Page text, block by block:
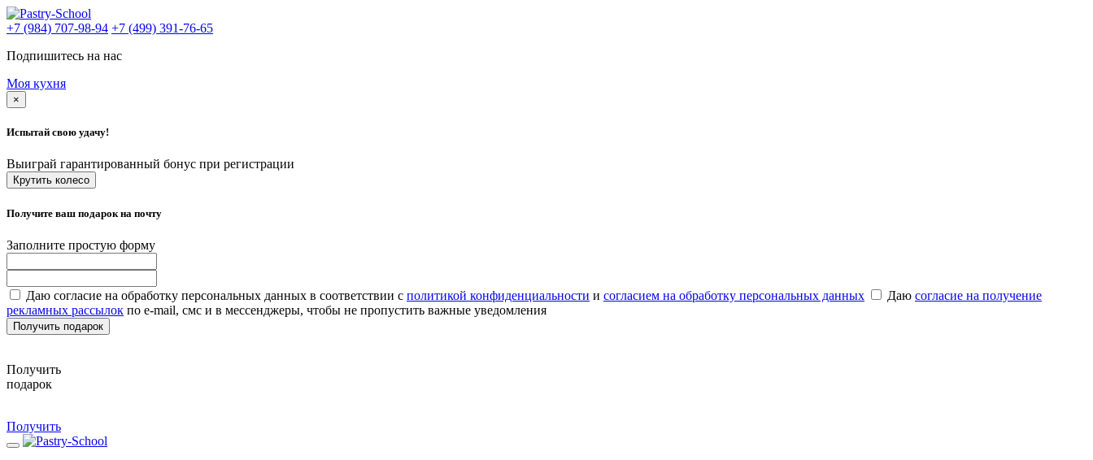
+7 (984) 707-98-94 +7 (499) 391-76-65
Подпишитесь на нас
Моя кухня
×
Испытай свою удачу!
Выиграй гарантированный бонус при регистрации
Крутить колесо
Получите ваш подарок на почту
Заполните простую форму
Даю согласие на обработку персональных данных в соответствии с политикой конфиденциальности и согласием на обработку персональных данных Даю согласие на получение
рекламных рассылок по e-mail, смс и в мессенджеры, чтобы не пропустить важные уведомления
Получить подарок
Получить
подарок
Получить